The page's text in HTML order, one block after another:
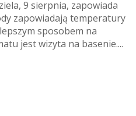
9 sierpnia, zapowiada
zapowiadają temperatury
sposobem na
jest wizyta na basenie....